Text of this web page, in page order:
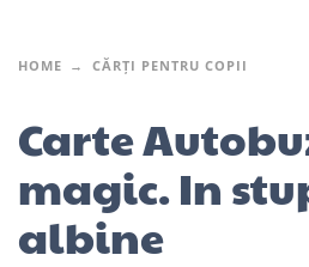
HOME CĂRȚI PENTRU COPII
Carte
magic. In
albine